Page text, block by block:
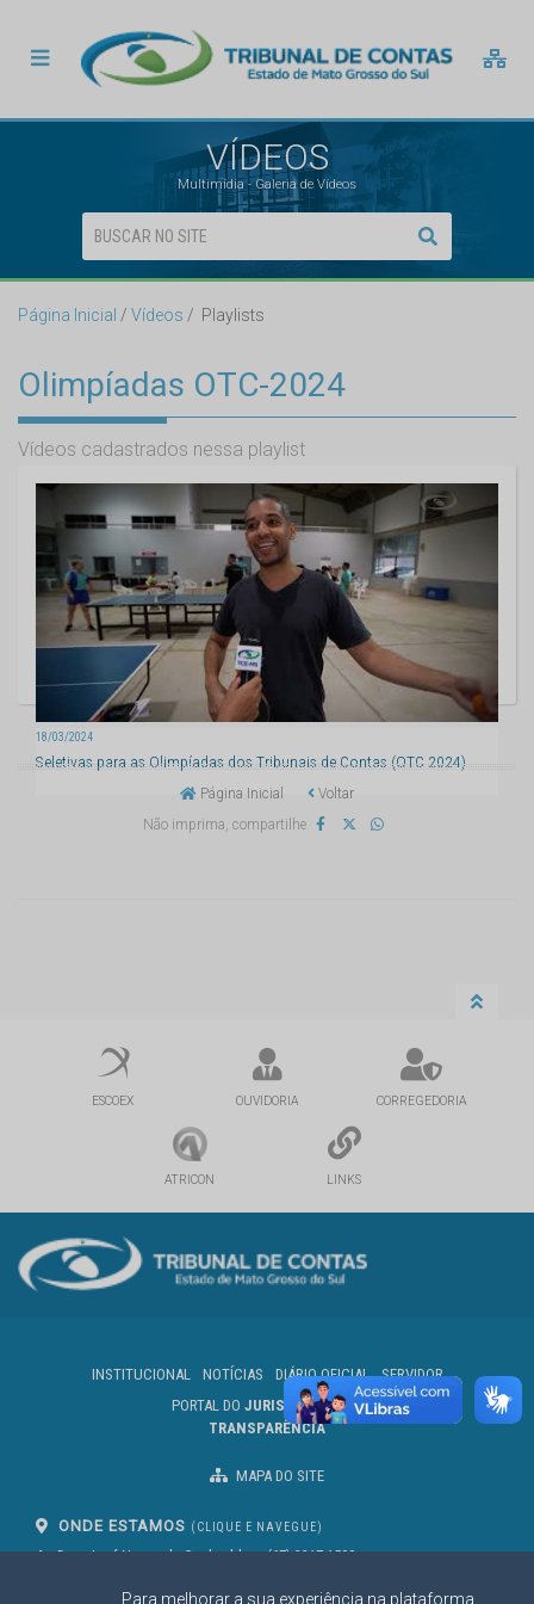
Para melhorar a sua experiência na plataforma
VÍDEOS
Multimídia - Galeria de Vídeos
Página Inicial Vídeos Playlists
Olimpíadas OTC-2024
Vídeos cadastrados nessa playlist
18/03/2024
Seletivas para as Olimpíadas dos Tribunais de Contas (OTC 2024)
Página Inicial
Voltar
Não imprima, compartilhe
ESCOEX OUVIDORIA CORREGEDORIA
ATRICON LINKS
INSTITUCIONAL NOTÍCIAS DIÁRIO OFICIAL
SERVIDOR
PORTAL DO JURISDICIONADO
TRANSPARÊNCIA
MAPA DO SITE
ONDE ESTAMOS (CLIQUE E NAVEGUE)
Av. Des. José Nunes da Cunha, bloco
Campo Grande/MS
(67) 3317-1500